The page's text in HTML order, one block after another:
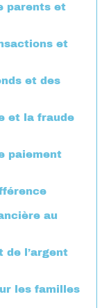
parents et
et
et des
et la fraude
paiement
au
de l’argent
les familles